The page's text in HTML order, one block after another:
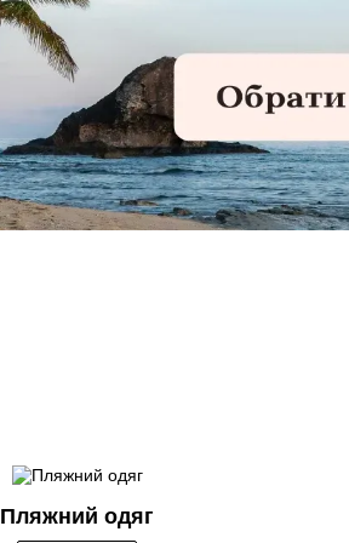
Пляжний одяг